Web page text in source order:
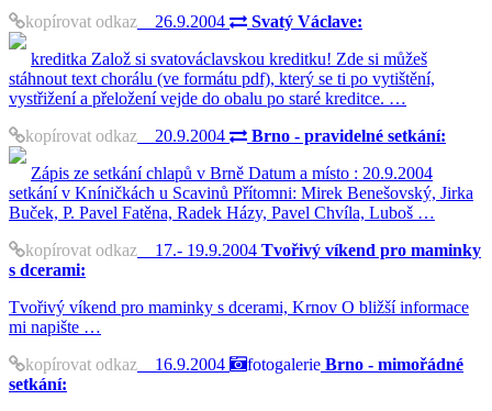
kopírovat odkaz 26.9.2004
Svatý Václave:
kreditka Založ si svatováclavskou kreditku! Zde si můžeš
stáhnout text chorálu (ve formátu pdf), který se ti po vytištění,
vystřižení a přeložení vejde do obalu po staré kreditce. …
kopírovat odkaz 20.9.2004
Brno - pravidelné setkání:
Zápis ze setkání chlapů v Brně Datum a místo : 20.9.2004
setkání v Kníničkách u Scavinů Přítomni: Mirek Benešovský, Jirka
Buček, P. Pavel Fatěna, Radek Házy, Pavel Chvíla, Luboš …
kopírovat odkaz 17.- 19.9.2004 Tvořivý víkend pro maminky
s dcerami:
Tvořivý víkend pro maminky s dcerami, Krnov O bližší informace
mi napište …
kopírovat odkaz 16.9.2004 fotogalerie Brno - mimořádné
setkání: